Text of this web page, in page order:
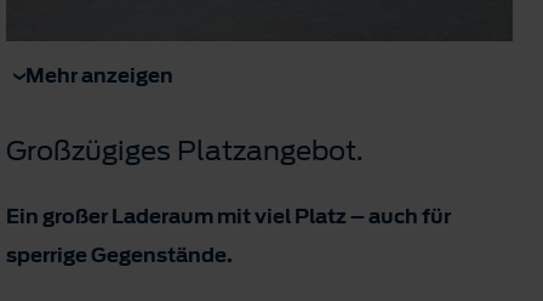
Mehr anzeigen
Großzügiges Platzangebot.
Ein großer Laderaum mit viel Platz – auch für
sperrige Gegenstände.